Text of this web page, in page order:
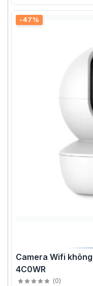
-47%
Camera Wifi không
4C0WR
(0)